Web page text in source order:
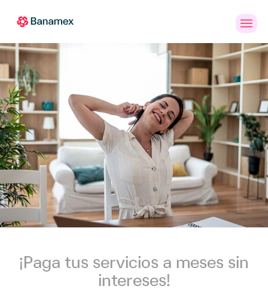
Personas Empresas
¡Paga tus servicios a meses sin
intereses!